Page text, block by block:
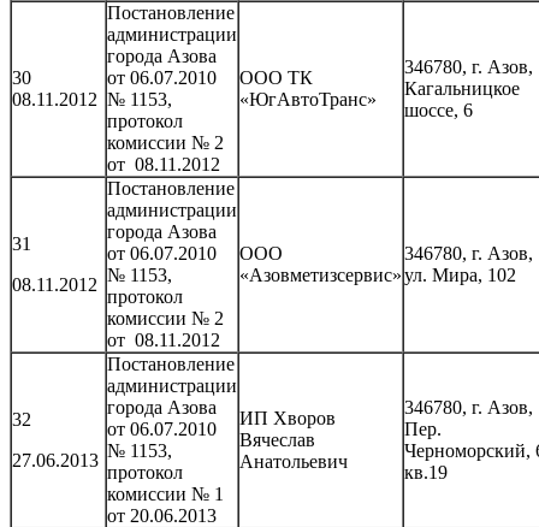
30
08.11.2012
Постановление
администрации
города Азова
от 06.07.2010
№ 1153,
протокол
комиссии № 2
от 08.11.2012
ООО ТК
«ЮгАвтоТранс»
346780, г. Азов,
Кагальницкое
шоссе, 6
31
08.11.2012
Постановление
администрации
города Азова
от 06.07.2010
№ 1153,
протокол
комиссии № 2
от 08.11.2012
ООО
«Азовметизсервис»
346780, г. Азов,
ул. Мира, 102
32
27.06.2013
Постановление
администрации
города Азова
от 06.07.2010
№ 1153,
протокол
комиссии № 1
от 20.06.2013
ИП Хворов
Вячеслав
Анатольевич
346780, г. Азов,
Пер.
Черноморский,
кв.19